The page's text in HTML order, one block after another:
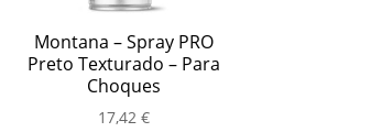
Montana – Spray PRO
Preto Texturado – Para
Choques
17,42€